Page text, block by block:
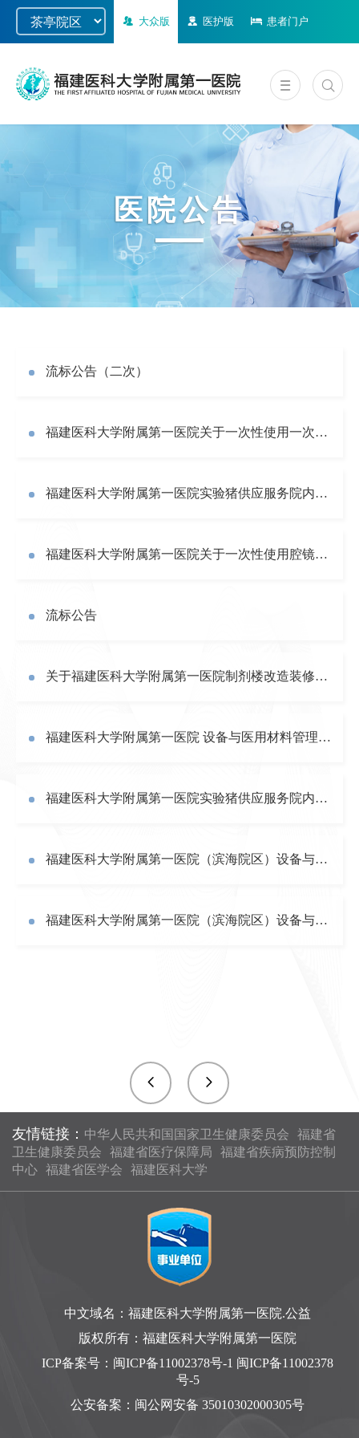
大众版 医护版 患者门户
医院公告
流标公告（二次）
福建医科大学附属第一医院关于一次性使用一次性高频手术双极电极（2次）医用耗材专机专用产品的公告
福建医科大学附属第一医院实验猪供应服务院内自行采购公告（二次）
福建医科大学附属第一医院关于一次性使用腔镜直线型切割吻合器医用耗材公开遴选的公告
流标公告
关于福建医科大学附属第一医院制剂楼改造装修工程（施工）预公告
福建医科大学附属第一医院 设备与医用材料管理处院内谈判结果公告
福建医科大学附属第一医院实验猪供应服务院内自行采购公告
福建医科大学附属第一医院（滨海院区）设备与医用材料管理处院内谈判结果公告
福建医科大学附属第一医院（滨海院区）设备与医用材料管理处院内谈判结果公告
友情链接： 中华人民共和国国家卫生健康委员会
福建省
卫生健康委员会
福建省医疗保障局
福建省疾病预防控制
中心 福建省医学会 福建医科大学
中文域名：福建医科大学附属第一医院.公益
版权所有：福建医科大学附属第一医院
ICP备案号： 闽ICP备11002378号-1 闽ICP备11002378
号-5
公安备案： 闽公网安备 35010302000305号